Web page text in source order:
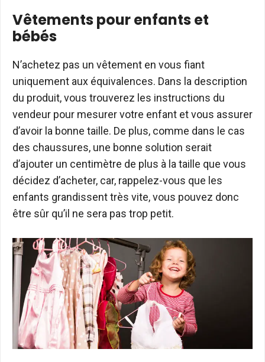
Vêtements pour enfants et
bébés
N’achetez pas un vêtement en vous fiant
uniquement aux équivalences. Dans la description
du produit, vous trouverez les instructions du
vendeur pour mesurer votre enfant et vous assurer
d’avoir la bonne taille. De plus, comme dans le cas
des chaussures, une bonne solution serait
d’ajouter un centimètre de plus à la taille que vous
décidez d’acheter, car, rappelez-vous que les
enfants grandissent très vite, vous pouvez donc
être sûr qu’il ne sera pas trop petit.